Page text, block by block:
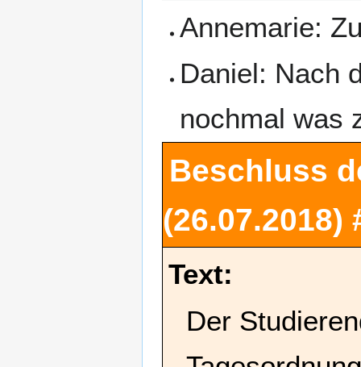
Annemarie:
Daniel: Nach
nochmal was
Beschluss
Text:
Der